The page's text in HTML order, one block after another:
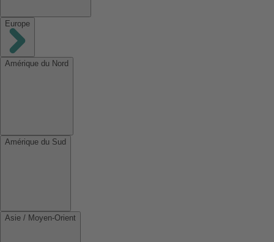
Europe
Amérique du Nord
Amérique du Sud
Asie / Moyen-Orient